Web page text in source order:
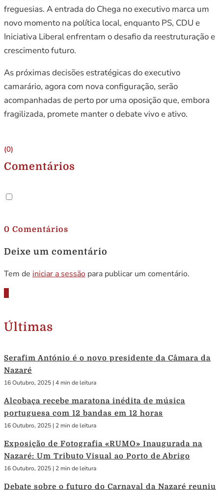
freguesias. A entrada do Chega no executivo marca um
novo momento na política local, enquanto PS, CDU e
Iniciativa Liberal enfrentam o desafio da reestruturação e
crescimento futuro.
As próximas decisões estratégicas do executivo
camarário, agora com nova configuração, serão
acompanhadas de perto por uma oposição que, embora
fragilizada, promete manter o debate vivo e ativo.
(0)
Comentários
0 Comentários
Deixe um comentário
Tem de iniciar a sessão para publicar um comentário.
Últimas
Serafim António é o novo presidente da Câmara da
Nazaré
16 Outubro, 2025 | 4 min de leitura
Alcobaça recebe maratona inédita de música
portuguesa com 12 bandas em 12 horas
16 Outubro, 2025 | 2 min de leitura
Exposição de Fotografia «RUMO» Inaugurada na
Nazaré: Um Tributo Visual ao Porto de Abrigo
16 Outubro, 2025 | 2 min de leitura
Debate sobre o futuro do Carnaval da Nazaré reuniu